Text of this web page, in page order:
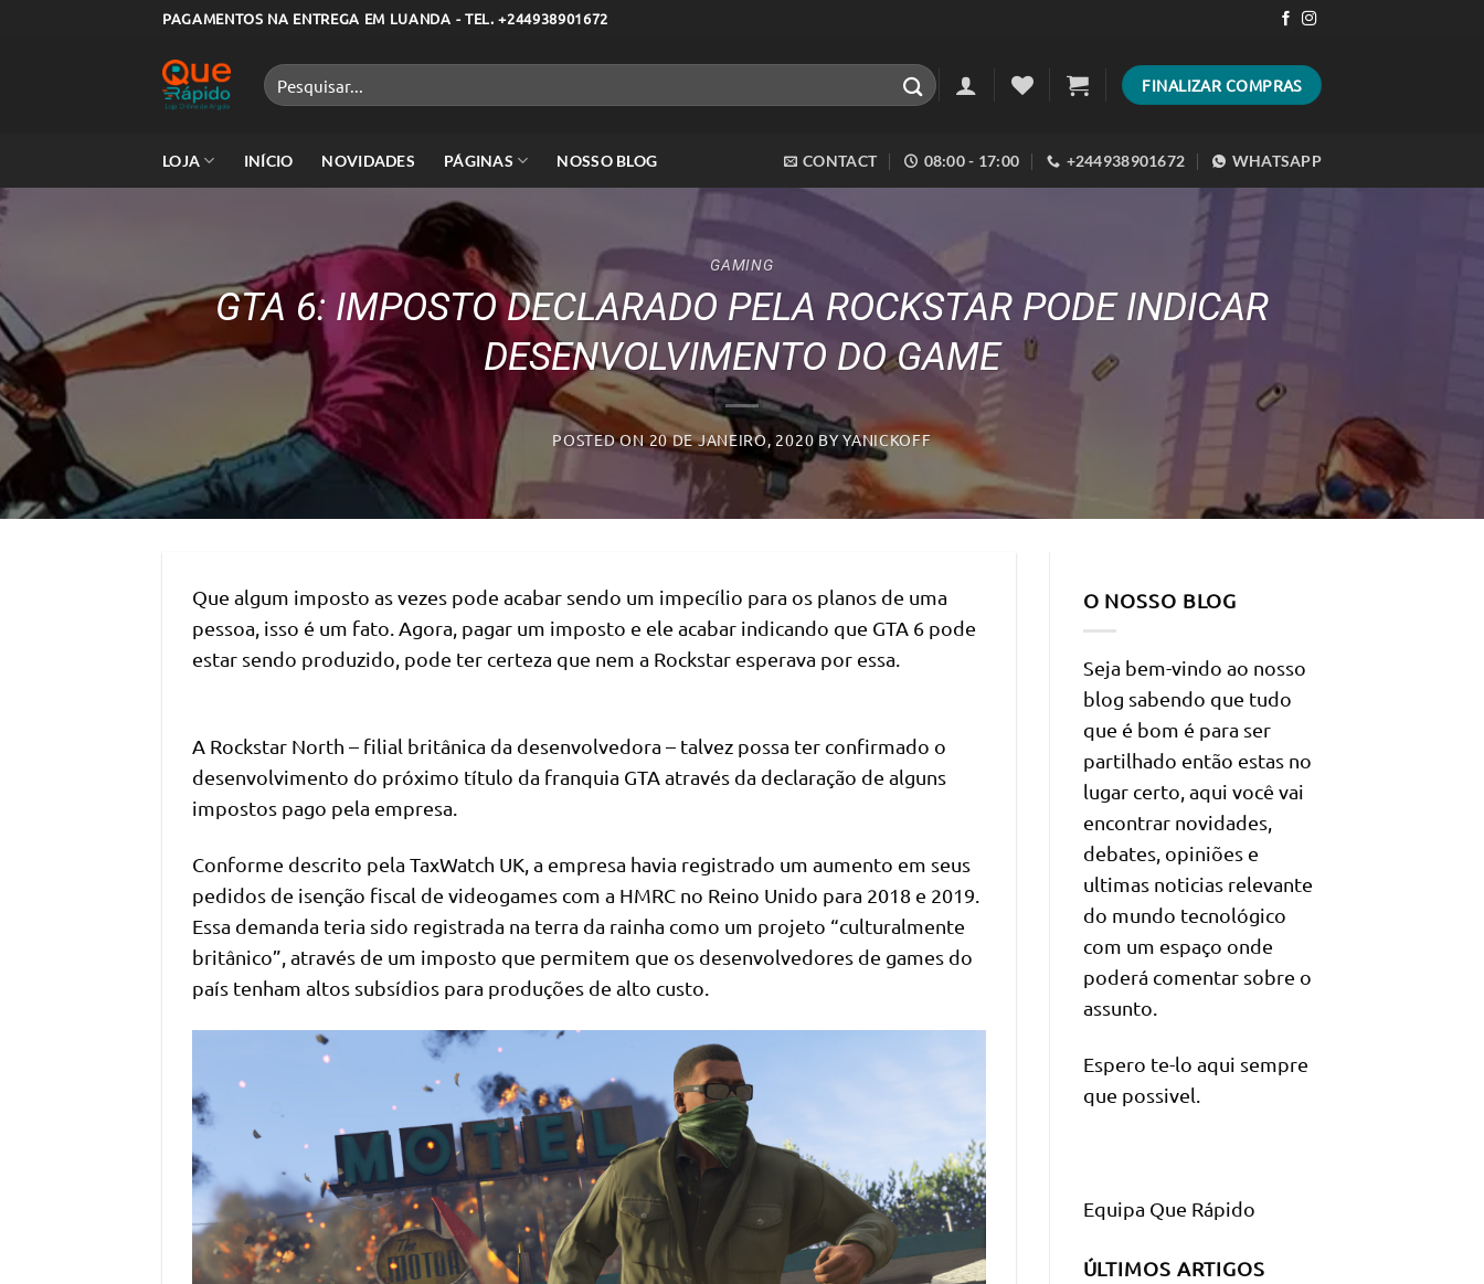
PAGAMENTOS NA ENTREGA EM LUANDA - TEL. +244938901672
Pesquisar
por:
FINALIZAR COMPRAS
LOJA INÍCIO NOVIDADES PÁGINAS NOSSO BLOG CONTACT 08:00 - 17:00 +244938901672 WHATSAPP
GAMING
GTA 6: IMPOSTO DECLARADO PELA ROCKSTAR PODE INDICAR
DESENVOLVIMENTO DO GAME
POSTED ON20 DE JANEIRO, 2020 BYYANICKOFF
Que algum imposto as vezes pode acabar sendo um impecílio para os planos de uma
pessoa, isso é um fato. Agora, pagar um imposto e ele acabar indicando que GTA 6 pode
estar sendo produzido, pode ter certeza que nem a Rockstar esperava por essa.
A Rockstar North – filial britânica da desenvolvedora – talvez possa ter confirmado o
desenvolvimento do próximo título da franquia GTA através da declaração de alguns
impostos pago pela empresa.
Conforme descrito pela TaxWatch UK, a empresa havia registrado um aumento em seus
pedidos de isenção fiscal de videogames com a HMRC no Reino Unido para 2018 e 2019.
Essa demanda teria sido registrada na terra da rainha como um projeto “culturalmente
britânico”, através de um imposto que permitem que os desenvolvedores de games do
país tenham altos subsídios para produções de alto custo.
O NOSSO BLOG
Seja bem-vindo ao nosso
blog sabendo que tudo
que é bom é para ser
partilhado então estas no
lugar certo, aqui você vai
encontrar novidades,
debates, opiniões e
ultimas noticias relevante
do mundo tecnológico
com um espaço onde
poderá comentar sobre o
assunto.
Espero te-lo aqui sempre
que possivel.
Equipa Que Rápido
ÚLTIMOS ARTIGOS